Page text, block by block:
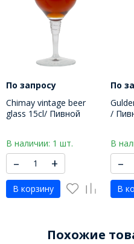
По запросу
Chimay vintage beer
glass 15cl/ Пивной
В наличии: 1 шт.
– +
В корзину
По
/
В
–
В
Похожие